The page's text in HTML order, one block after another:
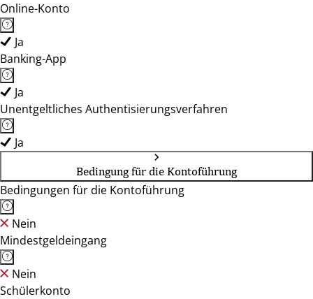
Online-Konto
Ja
Banking-App
Ja
Unentgeltliches Authentisierungsverfahren
Ja
Bedingung für die Kontoführung
Bedingungen für die Kontoführung
Nein
Mindestgeldeingang
Nein
Schülerkonto